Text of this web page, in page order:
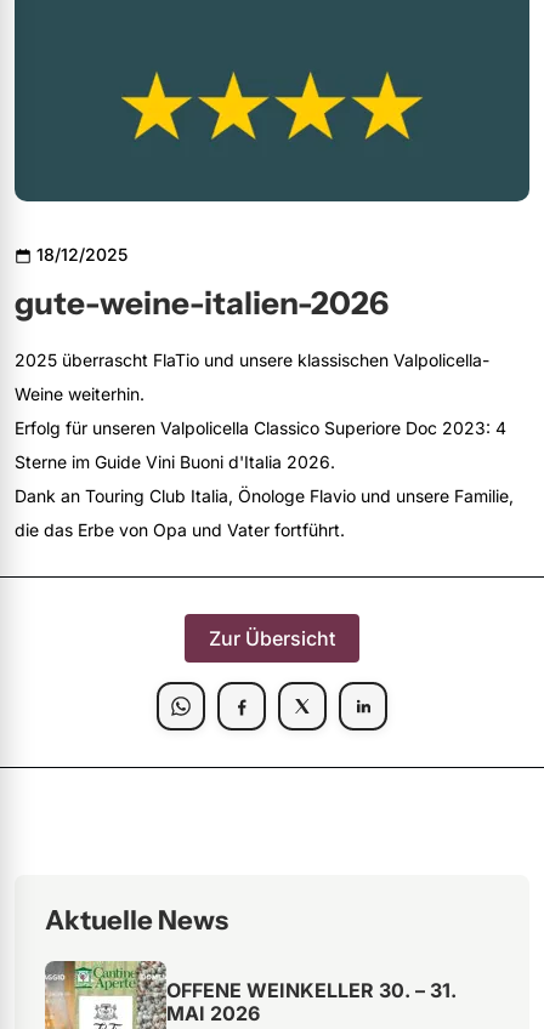
18/12/2025
gute-weine-italien-2026
2025 überrascht FlaTio und unsere klassischen Valpolicella-
Weine weiterhin.
Erfolg für unseren Valpolicella Classico Superiore Doc 2023: 4
Sterne im Guide Vini Buoni d'Italia 2026.
Dank an Touring Club Italia, Önologe Flavio und unsere Familie,
die das Erbe von Opa und Vater fortführt.
Zur Übersicht
Aktuelle News
OFFENE WEINKELLER 30. – 31.
MAI 2026